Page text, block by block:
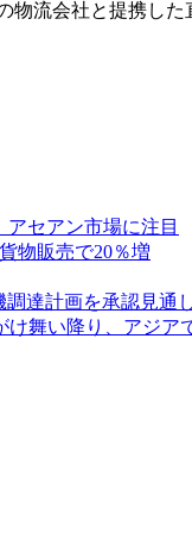
物流会社と提携し
アセアン市場に注目
物販売で20％増
達計画を承認見通
け舞い降り、アジア